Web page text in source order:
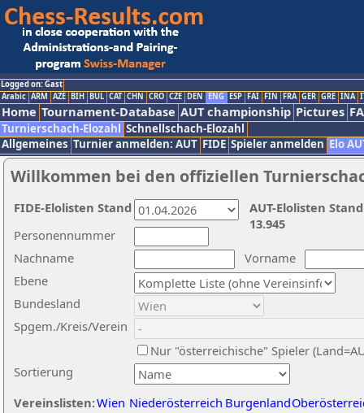
Logged on: Gast
Arabic ARM AZE BIH BUL CAT CHN CRO CZE DEN ENG ESP FAI FIN FRA GER GRE INA
Home Tournament-Database AUT championship Pictures
Turnierschach-Elozahl Schnellschach-Elozahl
Allgemeines Turnier anmelden: AUT FIDE Spieler anmelden Elo
Willkommen bei den offiziellen
Nachname
Vorname
Ebene
Sortierung
Personennummer
Bundesland
Spgem./Kreis/Verein
Nur "österreichische" Spieler
Vereinslisten:Wien Niederösterreich Burgenland
AUT-Elolisten
13.945
FIDE-Elolisten Stand